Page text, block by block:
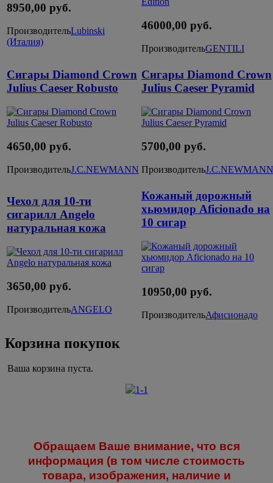
8950,00 руб.
ПроизводительLubinski
(Италия)
46000,00 руб.
ПроизводительGENTILI
Сигары Diamond Crown
Julius Caeser Robusto
4650,00 руб.
ПроизводительJ.C.NEWMANN
Сигары Diamond Crown
Julius Caeser Pyramid
5700,00 руб.
ПроизводительJ.C.NEWMANN
Чехол для 10-ти
сигарилл Angelo
натуральная кожа
3650,00 руб.
ПроизводительANGELO
Кожаный дорожный
хьюмидор Aficionado на
10 сигар
10950,00 руб.
ПроизводительАфисионадо
Корзина покупок
Ваша корзина пуста.
Обращаем Ваше внимание, что вся
информация (в том числе стоимость
товара, изображения, наличие и